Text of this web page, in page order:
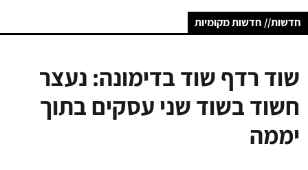
חדשות// חדשות מקומיות
שוד רדף שוד בדימונה: נעצר
חשוד בשוד שני עסקים בתוך
יממה